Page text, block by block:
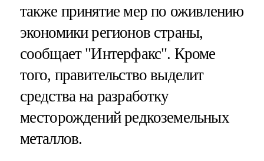
также принятие мер по оживлению
экономики регионов страны,
сообщает "Интерфакс". Кроме
того, правительство выделит
средства на разработку
месторождений редкоземельных
металлов.